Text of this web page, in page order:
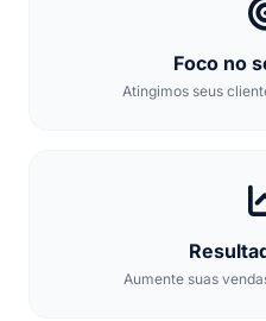
Foco no
Atingimos seus
Aumente suas